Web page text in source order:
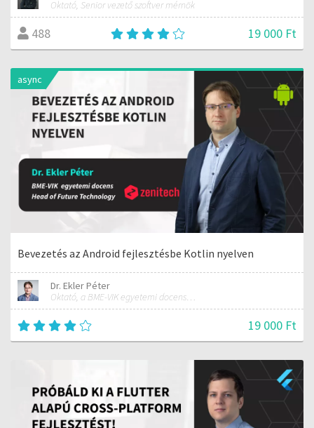
Oktató, Senior vezető szoftver mérnök
488 19 000 Ft
async
Bevezetés az Android fejlesztésbe Kotlin nyelven
Dr. Ekler Péter
Oktató, a BME-VIK egyetemi docense, az AutSoft Zrt. CTO-ja
19 000 Ft